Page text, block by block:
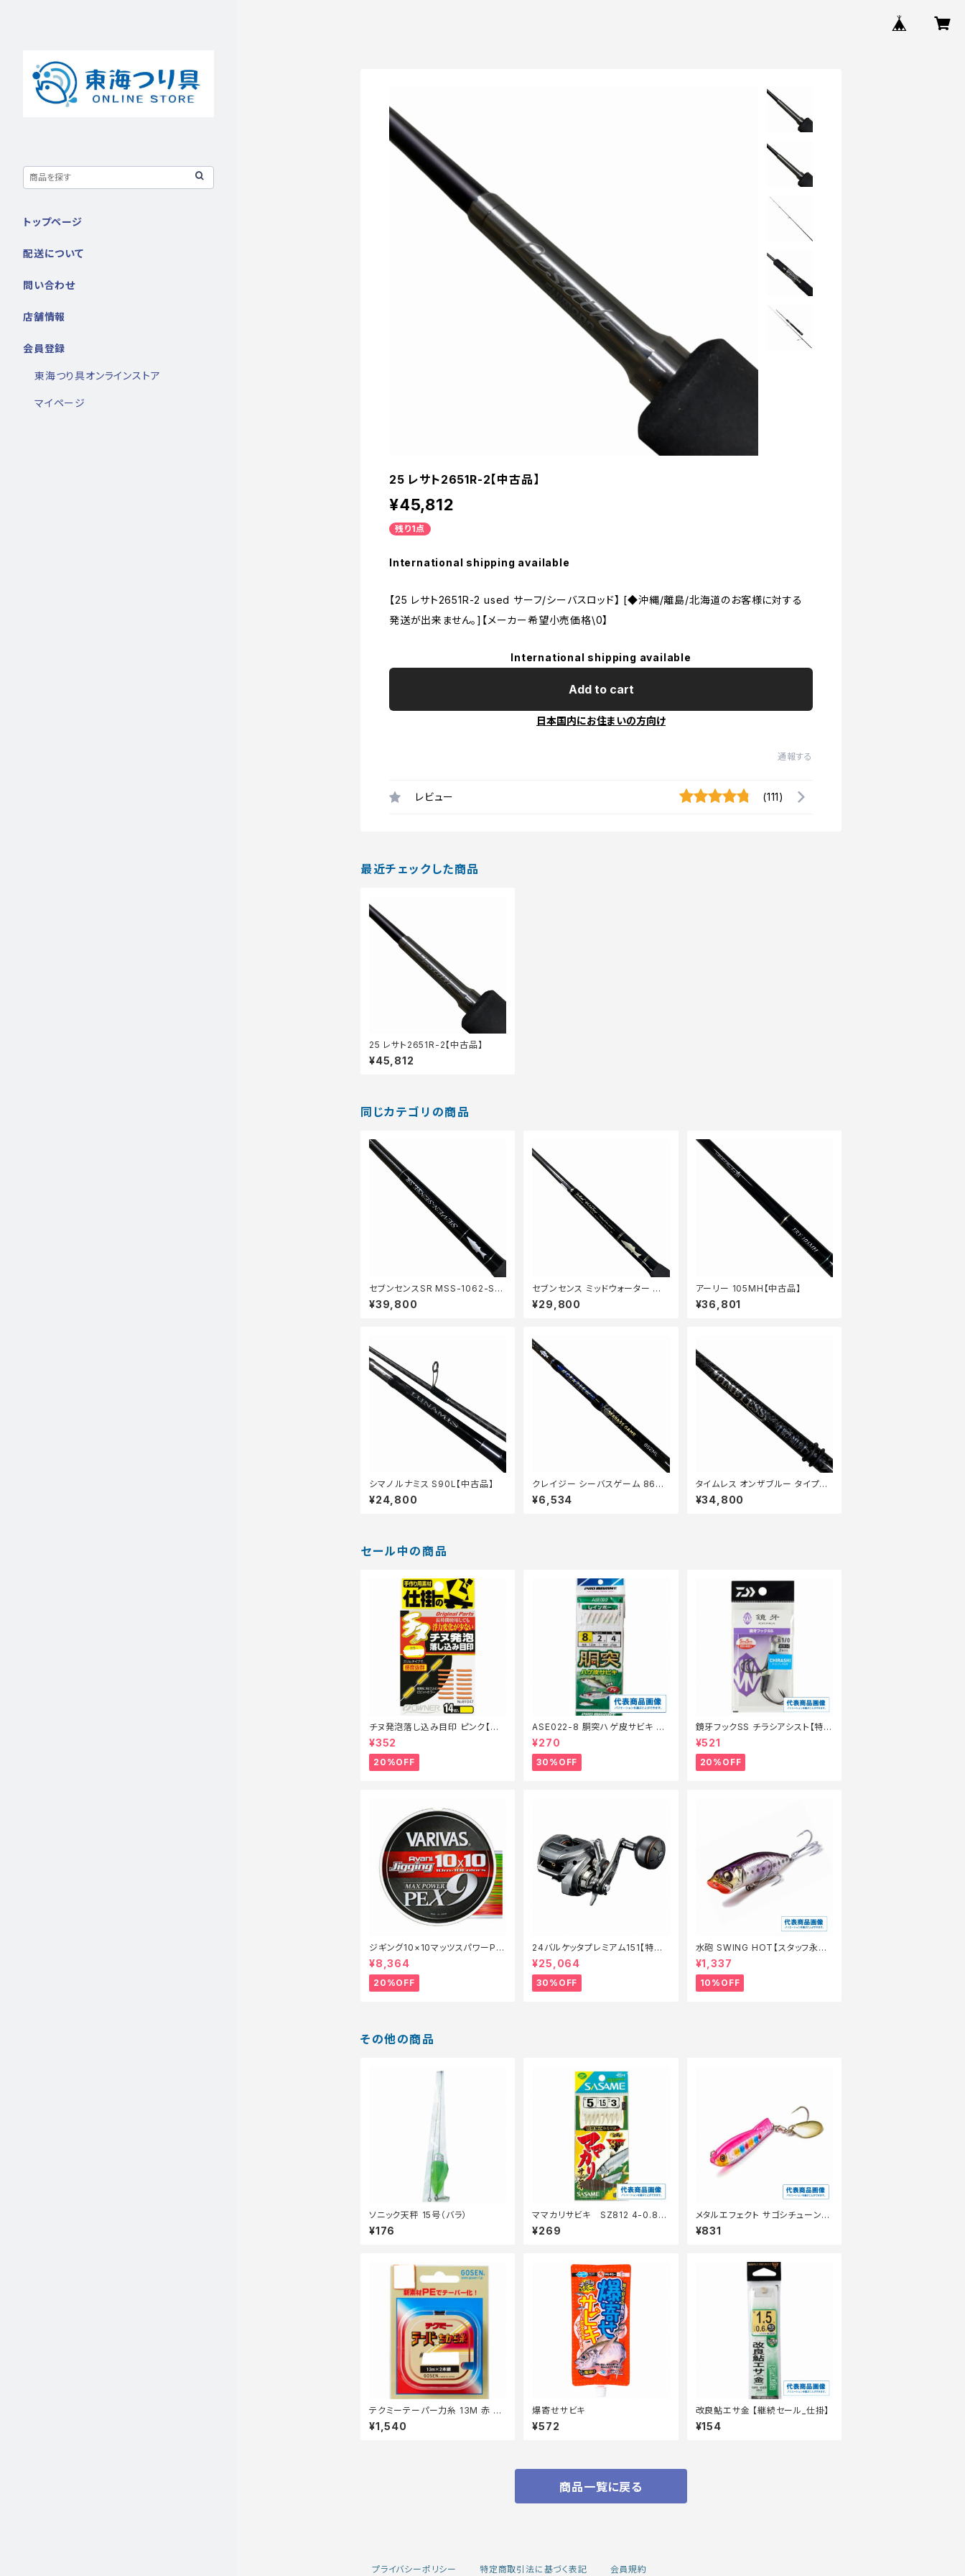
25 レサト2651R-2【中古品】
¥45,812
残り1点
International shipping available
【25 レサト2651R-2 used サーフ/シーバスロッド】 [◆沖縄/離島/北海道のお客様に対する
発送が出来ません。]【メーカー希望小売価格\0】
International shipping available
Add to cart
日本国内にお住まいの方向け
通報する
レビュー (111)
最近チェックした商品
25 レサト2651R-2【中古品】
¥45,812
同じカテゴリの商品
セブンセンスSR MSS-1062-SR
【中古品】
¥39,800
セブンセンス ミッドウォーター M
WS-902-PE【中古品】
¥29,800
アーリー 105MH【中古品】
¥36,801
シマノ ルナミス S90L【中古品】
¥24,800
クレイジー シーバスゲーム 862
ML【中古品】
¥6,534
タイムレス オンザブルー タイプ2
B72ML-5【中古品】
¥34,800
セール中の商品
チヌ発泡落し込み目印 ピンク【特
価仕掛】【20】
¥352
20%OFF
ASE022-8 胴突ハゲ皮サビキ 8
【特価仕掛】【30】
¥270
30%OFF
鏡牙フックSS チラシアシスト【特
価仕掛】【20】
¥521
20%OFF
ジギング10×10マッツスパワーPP
EX9 300m 2号【特価仕掛】【20】
¥8,364
20%OFF
24バルケッタプレミアム151【特価
リール】【30】
¥25,064
30%OFF
水砲 SWING HOT【スタッフ永徳
夏のチニングオススメルアー】
¥1,337
10%OFF
その他の商品
ソニック天秤 15号（バラ）
¥176
ママカリサビキ SZ812 4-0.8
【継続セール_仕掛】
¥269
メタルエフェクト サゴシチューン 4
0g
¥831
テクミーテーパー力糸 13M 赤 2
本 0.6ー6【継続セール_仕掛】
¥1,540
爆寄せサビキ
¥572
改良鮎エサ金 【継続セール_仕掛】
¥154
商品一覧に戻る
トップページ
配送について
問い合わせ
店舗情報
会員登録
東海つり具オンラインストア
マイページ
プライバシーポリシー 特定商取引法に基づく表記 会員規約